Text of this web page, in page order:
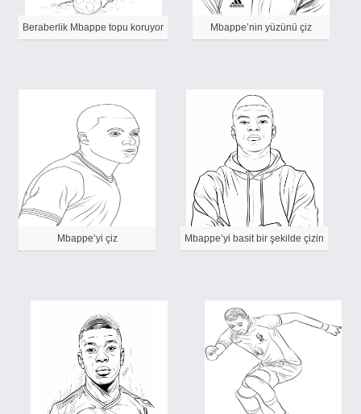
Beraberlik Mbappe topu koruyor Mbappe’nin yüzünü çiz
Mbappe’yi çiz Mbappe’yi basit bir şekilde çizin